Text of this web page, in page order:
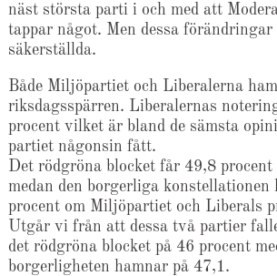
näst största parti i och med att
tappar något. Men dessa
säkerställda.
Både Miljöpartiet och Liberalerna
riksdagsspärren. Liberalernas
procent vilket är bland de sämsta
partiet någonsin fått.
Det rödgröna blocket får 49,8
medan den borgerliga konstellationen
procent om Miljöpartiet och Liberals
Utgår vi från att dessa två partier
det rödgröna blocket på 46 procent
borgerligheten hamnar på 47,1.